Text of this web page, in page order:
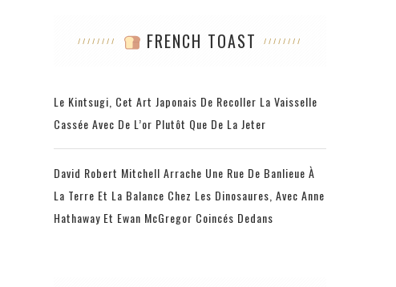
FRENCH TOAST
Le Kintsugi, Cet Art Japonais De Recoller La Vaisselle
Cassée Avec De L’or Plutôt Que De La Jeter
David Robert Mitchell Arrache Une Rue De Banlieue À
La Terre Et La Balance Chez Les Dinosaures, Avec Anne
Hathaway Et Ewan McGregor Coincés Dedans